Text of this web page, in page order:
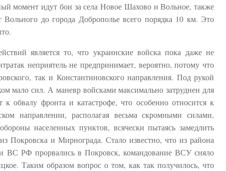
момент идут бои за села Новое Шахово и Вольное, также
до города Доброполье всего порядка 10 км. Это
является то, что украинские войска пока даже не
неприятель не предпринимает, вероятно, потому что
так и Константиновского направления. Под рукой
мало сил. А маневр войсками максимально затруднен для
обвалу фронта и катастрофе, что особенно относится к
направлении, располагая весьма скромными силами,
населенных пунктов, всячески пытаясь замедлить
Покровска и Мирнограда. Стало известно, что из района
ВС РФ прорвались в Покровск, командование ВСУ сняло
Таким образом вопрос о том, как так получилось, что